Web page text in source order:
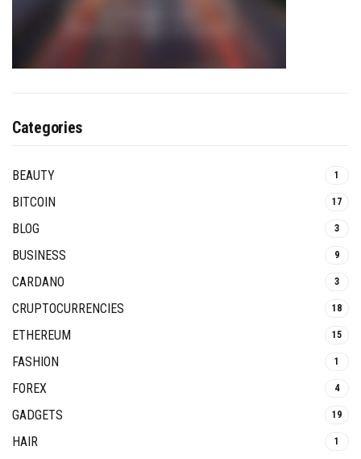
Categories
BEAUTY 1
BITCOIN 17
BLOG 3
BUSINESS 9
CARDANO 3
CRUPTOCURRENCIES 18
ETHEREUM 15
FASHION 1
FOREX 4
GADGETS 19
HAIR 1